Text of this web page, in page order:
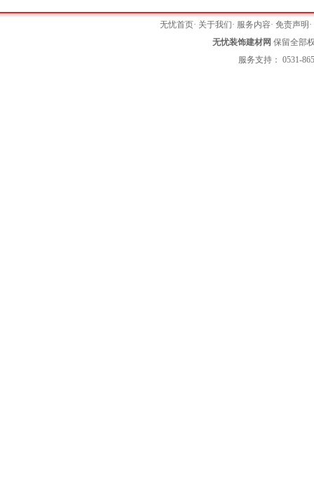
无忧首页· 关于我们· 服务内容·免责声明 ·
无忧装饰建材网 保留全部
服务支持： 0531-